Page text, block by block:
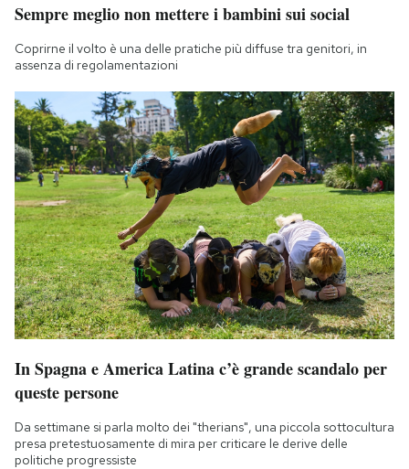
Sempre meglio non mettere i bambini sui social
Coprirne il volto è una delle pratiche più diffuse tra genitori, in
assenza di regolamentazioni
In Spagna e America Latina c’è grande scandalo per
queste persone
Da settimane si parla molto dei "therians", una piccola sottocultura
presa pretestuosamente di mira per criticare le derive delle
politiche progressiste